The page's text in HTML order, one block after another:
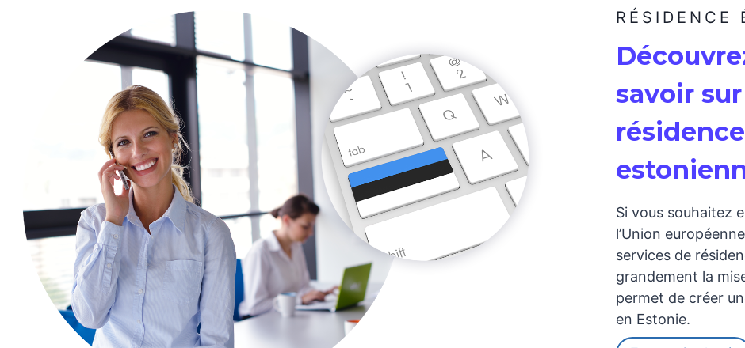
RÉSIDENCE
savoir
Si vous souhaitez
l’Union
services de
grandement la
permet de créer
en Estonie.